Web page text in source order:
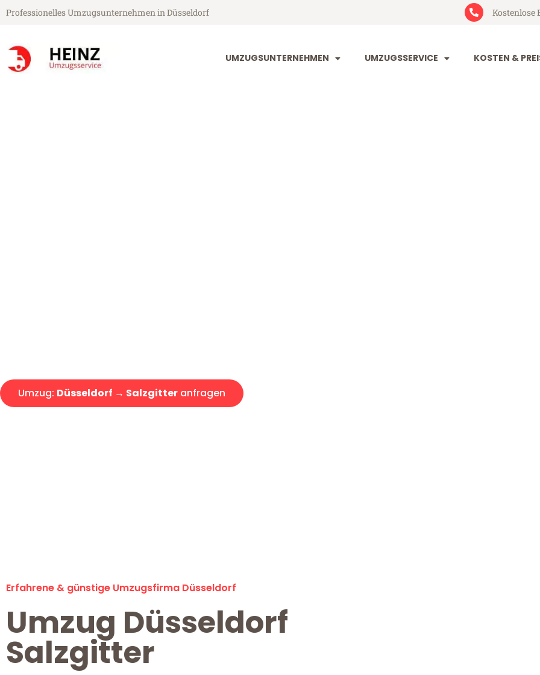
Professionelles Umzugsunternehmen in Düsseldorf Kostenlose
UMZUGSUNTERNEHMEN UMZUGSSERVICE KOSTEN &
Umzug: Düsseldorf → Salzgitter anfragen
Erfahrene & günstige Umzugsfirma Düsseldorf
Umzug Düsseldorf
Salzgitter